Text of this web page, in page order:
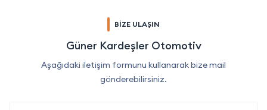
BİZE ULAŞIN
Güner Kardeşler Otomotiv
Aşağıdaki iletişim formunu kullanarak bize mail
gönderebilirsiniz.